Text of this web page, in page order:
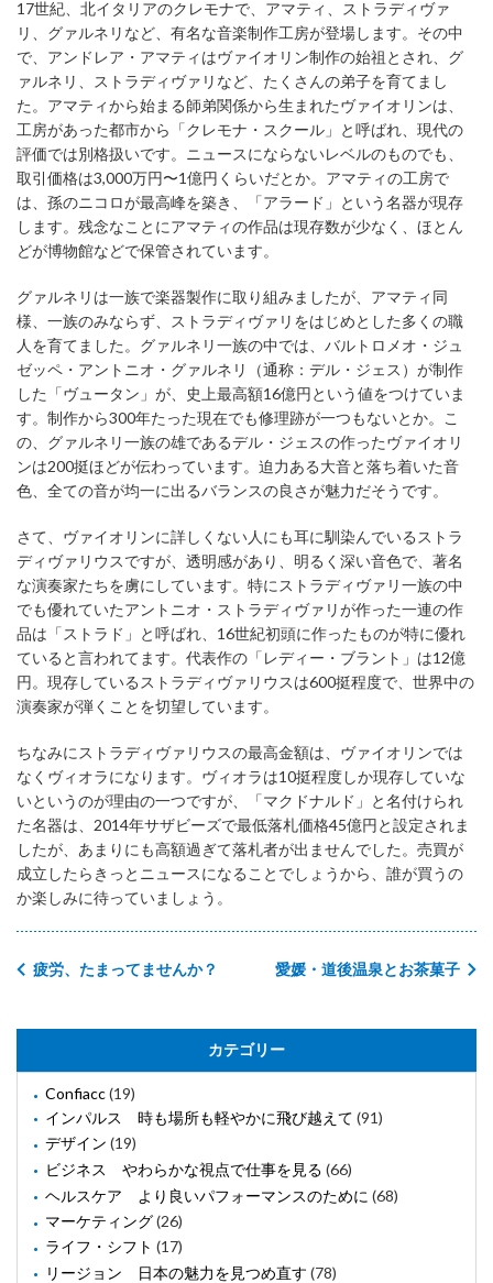
17世紀、北イタリアのクレモナで、アマティ、ストラディヴァ
リ、グァルネリなど、有名な音楽制作工房が登場します。その中
で、アンドレア・アマティはヴァイオリン制作の始祖とされ、グ
ァルネリ、ストラディヴァリなど、たくさんの弟子を育てまし
た。アマティから始まる師弟関係から生まれたヴァイオリンは、
工房があった都市から「クレモナ・スクール」と呼ばれ、現代の
評価では別格扱いです。ニュースにならないレベルのものでも、
取引価格は3,000万円〜1億円くらいだとか。アマティの工房で
は、孫のニコロが最高峰を築き、「アラード」という名器が現存
します。残念なことにアマティの作品は現存数が少なく、ほとん
どが博物館などで保管されています。
グァルネリは一族で楽器製作に取り組みましたが、アマティ同
様、一族のみならず、ストラディヴァリをはじめとした多くの職
人を育てました。グァルネリ一族の中では、バルトロメオ・ジュ
ゼッペ・アントニオ・グァルネリ（通称：デル・ジェス）が制作
した「ヴュータン」が、史上最高額16億円という値をつけていま
す。制作から300年たった現在でも修理跡が一つもないとか。こ
の、グァルネリ一族の雄であるデル・ジェスの作ったヴァイオリ
ンは200挺ほどが伝わっています。迫力ある大音と落ち着いた音
色、全ての音が均一に出るバランスの良さが魅力だそうです。
さて、ヴァイオリンに詳しくない人にも耳に馴染んでいるストラ
ディヴァリウスですが、透明感があり、明るく深い音色で、著名
な演奏家たちを虜にしています。特にストラディヴァリ一族の中
でも優れていたアントニオ・ストラディヴァリが作った一連の作
品は「ストラド」と呼ばれ、16世紀初頭に作ったものが特に優れ
ていると言われてます。代表作の「レディー・ブラント」は12億
円。現存しているストラディヴァリウスは600挺程度で、世界中の
演奏家が弾くことを切望しています。
ちなみにストラディヴァリウスの最高金額は、ヴァイオリンでは
なくヴィオラになります。ヴィオラは10挺程度しか現存していな
いというのが理由の一つですが、「マクドナルド」と名付けられ
た名器は、2014年サザビーズで最低落札価格45億円と設定されま
したが、あまりにも高額過ぎて落札者が出ませんでした。売買が
成立したらきっとニュースになることでしょうから、誰が買うの
か楽しみに待っていましょう。
愛媛・道後温泉とお茶菓子
疲労、たまってませんか？
カテゴリー
Confiacc(19)
インパルス 時も場所も軽やかに飛び越えて (91)
デザイン (19)
ビジネス やわらかな視点で仕事を見る (66)
ヘルスケア より良いパフォーマンスのために (68)
マーケティング(26)
ライフ・シフト (17)
リージョン 日本の魅力を見つめ直す (78)